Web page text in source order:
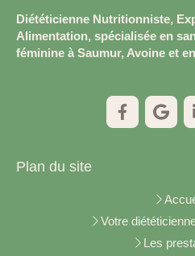
Diététicienne Nutritionniste,
Alimentation, spécialisée en
féminine à Saumur, Avoine et
Plan du site
Votre
Les